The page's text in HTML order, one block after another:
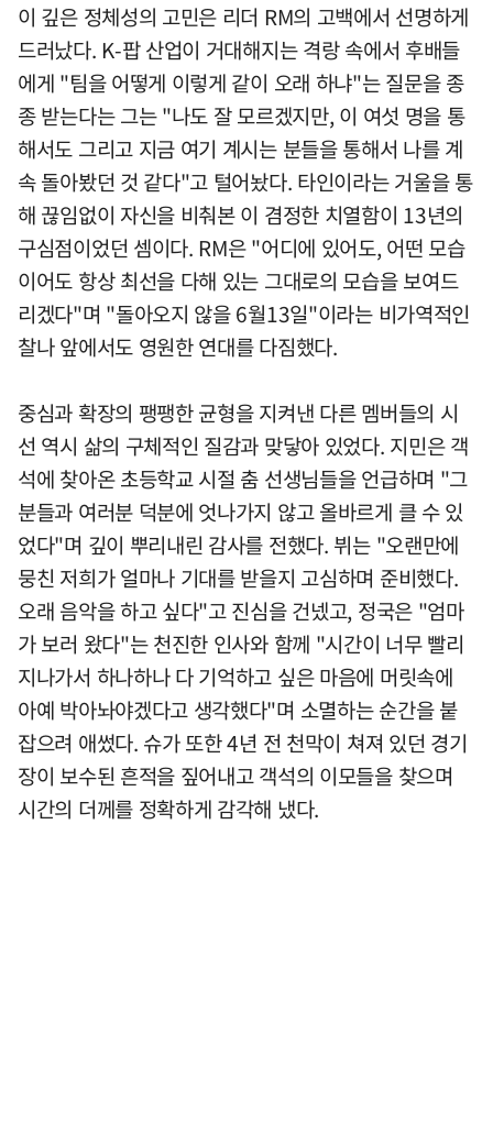
이 깊은 정체성의 고민은 리더 RM의 고백에서 선명하게
드러났다. K-팝 산업이 거대해지는 격랑 속에서 후배들
에게 "팀을 어떻게 이렇게 같이 오래 하냐"는 질문을 종
종 받는다는 그는 "나도 잘 모르겠지만, 이 여섯 명을 통
해서도 그리고 지금 여기 계시는 분들을 통해서 나를 계
속 돌아봤던 것 같다"고 털어놨다. 타인이라는 거울을 통
해 끊임없이 자신을 비춰본 이 겸정한 치열함이 13년의
구심점이었던 셈이다. RM은 "어디에 있어도, 어떤 모습
이어도 항상 최선을 다해 있는 그대로의 모습을 보여드
리겠다"며 "돌아오지 않을 6월13일"이라는 비가역적인
찰나 앞에서도 영원한 연대를 다짐했다.
중심과 확장의 팽팽한 균형을 지켜낸 다른 멤버들의 시
선 역시 삶의 구체적인 질감과 맞닿아 있었다. 지민은 객
석에 찾아온 초등학교 시절 춤 선생님들을 언급하며 "그
분들과 여러분 덕분에 엇나가지 않고 올바르게 클 수 있
었다"며 깊이 뿌리내린 감사를 전했다. 뷔는 "오랜만에
뭉친 저희가 얼마나 기대를 받을지 고심하며 준비했다.
오래 음악을 하고 싶다"고 진심을 건넸고, 정국은 "엄마
가 보러 왔다"는 천진한 인사와 함께 "시간이 너무 빨리
지나가서 하나하나 다 기억하고 싶은 마음에 머릿속에
아예 박아놔야겠다고 생각했다"며 소멸하는 순간을 붙
잡으려 애썼다. 슈가 또한 4년 전 천막이 쳐져 있던 경기
장이 보수된 흔적을 짚어내고 객석의 이모들을 찾으며
시간의 더께를 정확하게 감각해 냈다.